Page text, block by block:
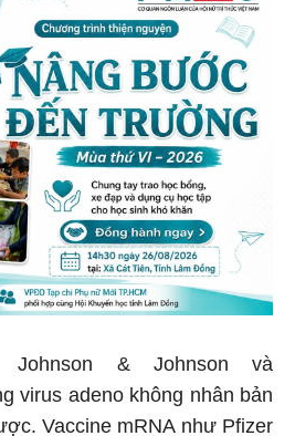
Johnson & Johnson và
virus adeno không nhân bản
Vaccine mRNA như Pfizer